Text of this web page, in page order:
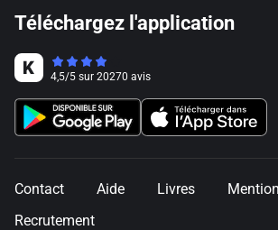
Téléchargez l'application
4,5/5 sur 20270 avis
Contact Aide Livres
Recrutement